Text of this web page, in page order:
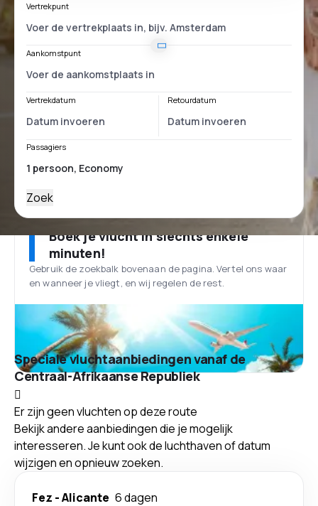
Vertrekpunt
Aankomstpunt
Vertrekdatum Retourdatum
Passagiers
Zoek
Boek je vlucht in slechts enkele
minuten!
Gebruik de zoekbalk bovenaan de pagina. Vertel ons waar
en wanneer je vliegt, en wij regelen de rest.
Speciale vluchtaanbiedingen vanaf de
Centraal-Afrikaanse Republiek
Er zijn geen vluchten op deze route
Bekijk andere aanbiedingen die je mogelijk
interesseren. Je kunt ook de luchthaven of datum
wijzigen en opnieuw zoeken.
Fez -Alicante 6 dagen